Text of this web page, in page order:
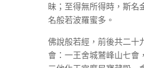
昧；至得無所得時，斯名
名般若波羅蜜多。
佛說般若經，前後共二十
會：一王舍城鷲峰山七會